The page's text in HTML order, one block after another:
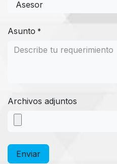
Asunto *
Archivos adjuntos
Enviar